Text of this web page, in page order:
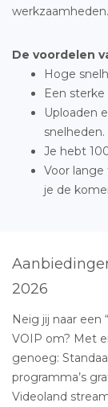
De voordelen
Hoge
Een
Uploaden
snelheden.
Je hebt
Voor
je de
2026
Neig jij naar een
VOIP om? Met
genoeg:
programma’s
Videoland